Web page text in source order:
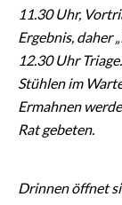
11.30 Uhr,
Ergebnis, daher
12.30 Uhr
Stühlen im
Ermahnen
Rat gebeten.
Drinnen öffnet